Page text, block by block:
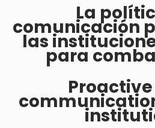
La
comunicación
las
para